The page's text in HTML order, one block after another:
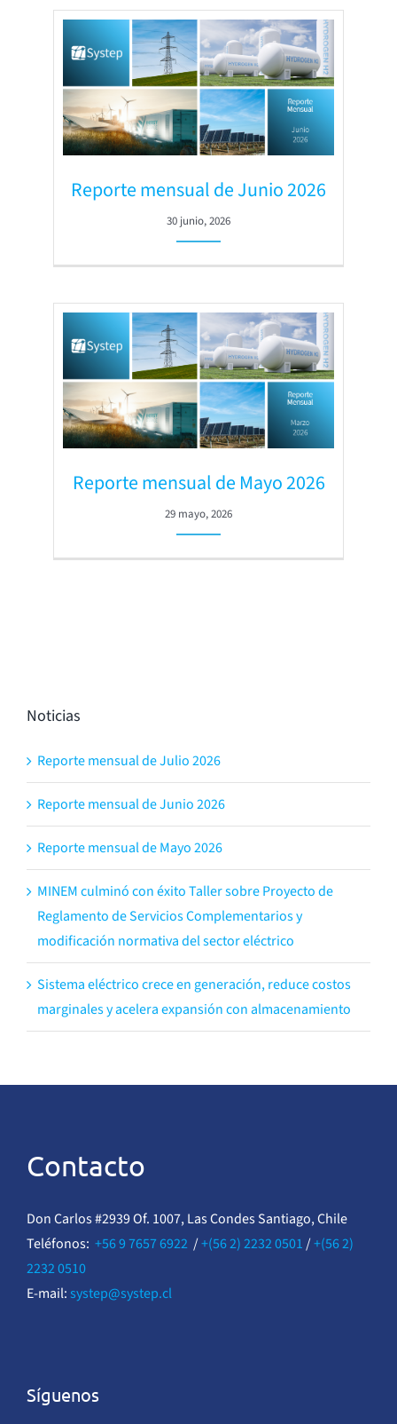
Reporte mensual de Junio 2026
30 junio, 2026
Reporte mensual de Mayo 2026
29 mayo, 2026
Noticias
Reporte mensual de Julio 2026
Reporte mensual de Junio 2026
Reporte mensual de Mayo 2026
MINEM culminó con éxito Taller sobre Proyecto de
Reglamento de Servicios Complementarios y
modificación normativa del sector eléctrico
Sistema eléctrico crece en generación, reduce costos
marginales y acelera expansión con almacenamiento
Contacto
Don Carlos #2939 Of. 1007, Las Condes Santiago, Chile
Teléfonos: +56 9 7657 6922/+(56 2) 2232 0501/+(56 2)
2232 0510
E-mail: systep@systep.cl
Síguenos